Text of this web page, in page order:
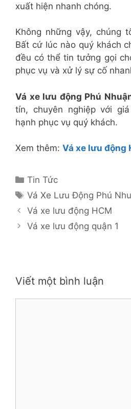
xuất hiện nhanh chóng.
Không những vậy, chúng
Bất cứ lúc nào quý khách
đều có thể tin tưởng gọi
phục vụ và xử lý sự cố
Vá xe lưu động Phú
tín, chuyên nghiệp với
hạnh phục vụ quý khách.
Xem thêm: Vá xe lưu động
Danh
mục
Tin Tức
Thẻ
Vá Xe Lưu Động Phú
Vá xe lưu động HCM
Vá xe lưu động quận 1
Viết một bình luận